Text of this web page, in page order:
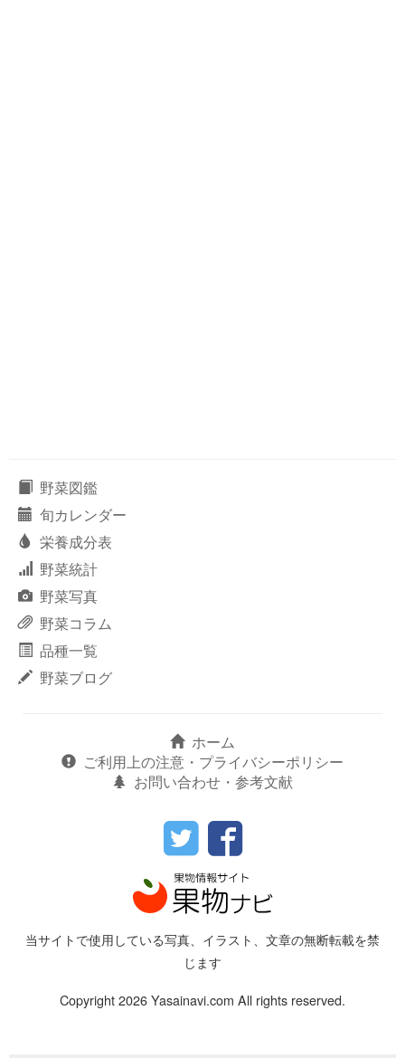
野菜図鑑
旬カレンダー
栄養成分表
野菜統計
野菜写真
野菜コラム
品種一覧
野菜ブログ
ホーム
ご利用上の注意・プライバシーポリシー
お問い合わせ・参考文献
当サイトで使用している写真、イラスト、文章の無断転載を禁
じます
Copyright 2026 Yasainavi.com All rights reserved.